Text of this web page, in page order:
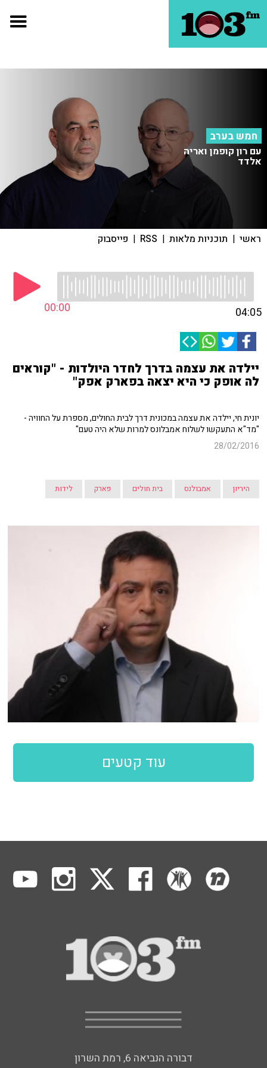
חמש בערב
עם רון קופמן ואריה
אלדד
ראשי | תוכניות מלאות |
RSS
| פייסבוק
00:00 04:05
יילדה את עצמה בדרך לחדר היולדות - "קוראים
לה אופק כי היא יצאה בפארק אפק"
יונית חי, יילדה את עצמה במכונית דרך לבית החולים, מספרת על החוויה -
"מד"א התעקשו לשלוח אמבלונס למרות שלא היה טעם"
28/02/2016
היריון אמבולנס בית חולים פארק לידות
עוד קטעים
דבורה הנביאה 6, רמת השרון